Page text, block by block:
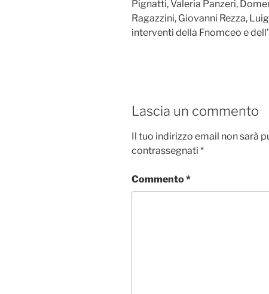
Pignatti, Valeria Panzeri,
Ragazzini, Giovanni Rezza,
interventi della Fnomceo e
Lascia un commento
Il tuo indirizzo email non sarà
contrassegnati *
Commento*